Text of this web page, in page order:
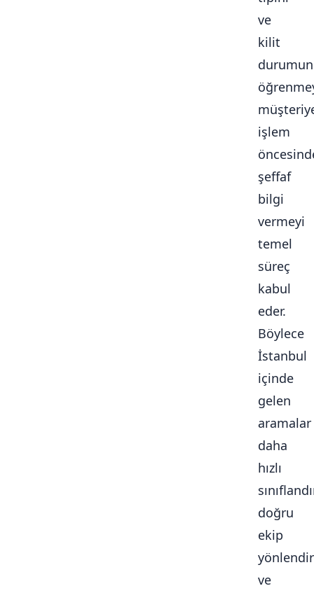
ve
kilit
işlem
şeffaf
bilgi
vermeyi
temel
süreç
kabul
eder.
Böylece
İstanbul
içinde
gelen
aramalar
daha
hızlı
doğru
ekip
ve